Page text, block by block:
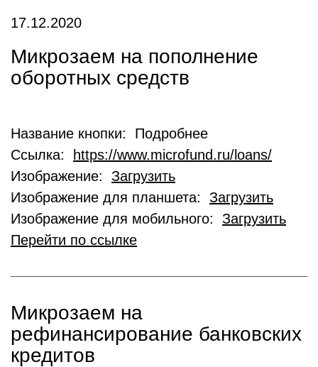
17.12.2020
Микрозаем на пополнение
оборотных средств
Название кнопки: Подробнее
Ссылка:
https://www.microfund.ru/loans/
Изображение: Загрузить
Изображение для планшета: Загрузить
Изображение для мобильного: Загрузить
Перейти по ссылке
Микрозаем на
рефинансирование банковских
кредитов